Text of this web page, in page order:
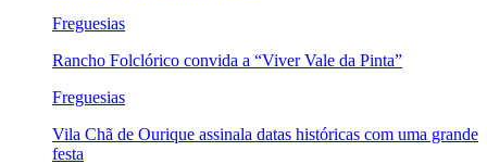
Freguesias
Rancho Folclórico convida a “Viver Vale da Pinta”
Freguesias
Vila Chã de Ourique assinala datas históricas com uma grande
festa